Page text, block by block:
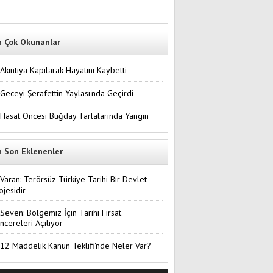
Çok Okunanlar
Akıntıya Kapılarak Hayatını Kaybetti
Geceyi Şerafettin Yaylası'nda Geçirdi
Hasat Öncesi Buğday Tarlalarında Yangın
Son Eklenenler
Varan: Terörsüz Türkiye Tarihi Bir Devlet
Seven: Bölgemiz İçin Tarihi Fırsat
Açılıyor
12 Maddelik Kanun Teklifi'nde Neler Var?